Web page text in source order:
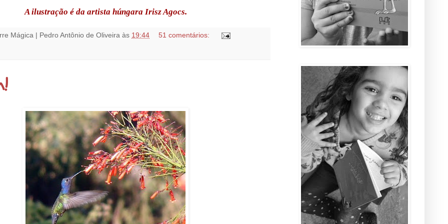
A ilustração é da artista húngara Irisz Agocs.
Mágica | Pedro Antônio de Oliveira às 19:44 51 comentários: